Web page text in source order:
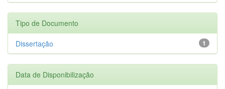
Tipo de Documento
1
Dissertação
Data de Disponibilização